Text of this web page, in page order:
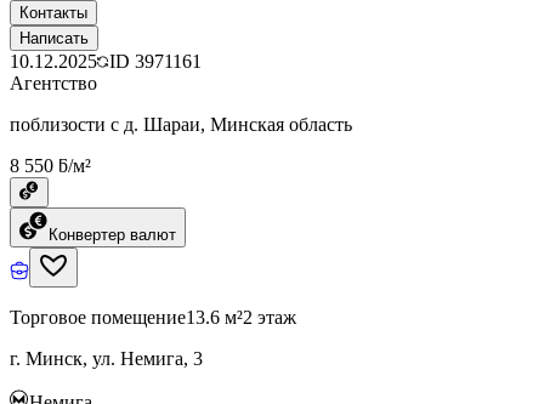
Контакты
Написать
10.12.2025 ID 3971161
Агентство
поблизости с д. Шараи, Минская область
8 550 ƃ/м²
Конвертер валют
Торговое помещение13.6 м²2 этаж
г. Минск, ул. Немига, 3